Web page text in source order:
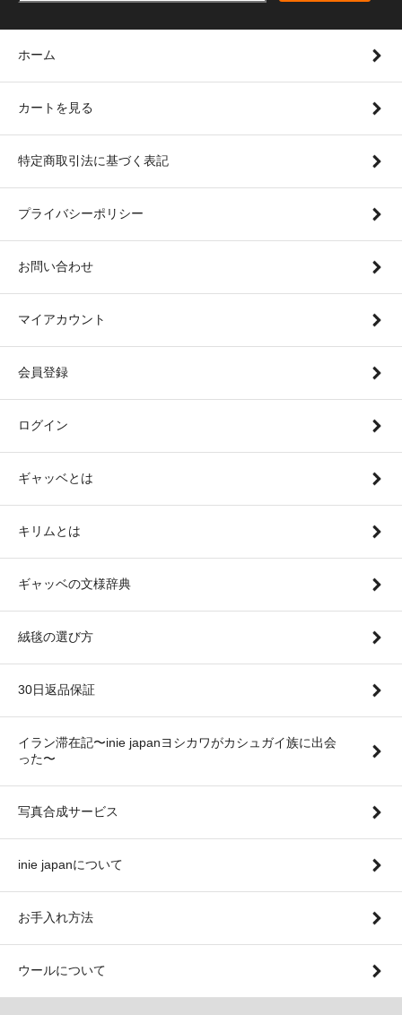
ホーム
カートを見る
特定商取引法に基づく表記
プライバシーポリシー
お問い合わせ
マイアカウント
会員登録
ログイン
ギャッベとは
キリムとは
ギャッベの文様辞典
絨毯の選び方
30日返品保証
イラン滞在記〜inie japanヨシカワがカシュガイ族に出会
った〜
写真合成サービス
inie japanについて
お手入れ方法
ウールについて